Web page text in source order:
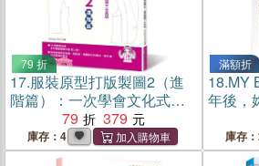
79 折
17.服裝原型打版製圖2（進
階篇）：一次學會文化式．
登麗美式．直接製圖三大系
統（隨書附登麗美式與文化
式女子原型原寸紙型）
79 379
庫存：4
滿額折
18.MY
年後，
庫存